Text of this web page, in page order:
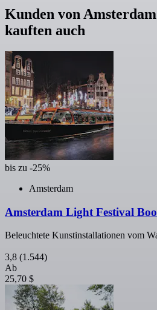
Kunden von
kauften auch
bis zu -25%
Amsterdam
Amsterdam Light Festival
Beleuchtete Kunstinstallationen vom
3,8 (1.544)
Ab
25,70 $